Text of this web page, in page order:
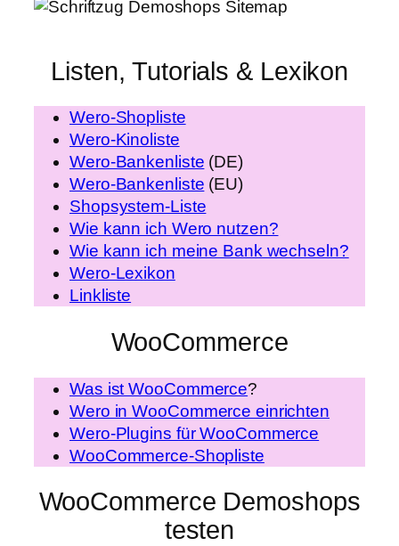
Listen, Tutorials & Lexikon
Wero-Shopliste
Wero-Kinoliste
Wero-Bankenliste (DE)
Wero-Bankenliste (EU)
Shopsystem-Liste
Wie kann ich Wero nutzen?
Wie kann ich meine Bank wechseln?
Wero-Lexikon
Linkliste
WooCommerce
Was ist WooCommerce?
Wero in WooCommerce einrichten
Wero-Plugins für WooCommerce
WooCommerce-Shopliste
WooCommerce Demoshops
testen